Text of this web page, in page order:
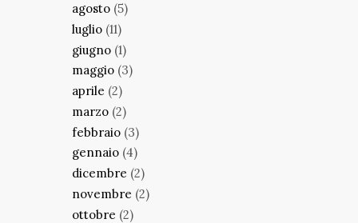
agosto (5)
luglio (11)
giugno (1)
maggio (3)
aprile (2)
marzo (2)
febbraio (3)
gennaio (4)
dicembre (2)
novembre (2)
ottobre (2)